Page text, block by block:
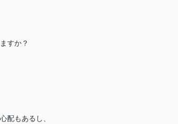
すか？
配もあるし、